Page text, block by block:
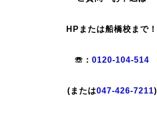
HPまたは船橋校まで！
☏：0120-104-514
(または047-426-7211)